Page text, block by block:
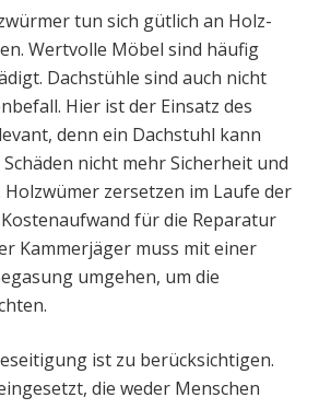
tun sich gütlich an Holz-
Wertvolle Möbel sind häufig
Dachstühle sind auch nicht
Hier ist der Einsatz des
denn ein Dachstuhl kann
nicht mehr Sicherheit und
Holzwümer zersetzen im Laufe der
für die Reparatur
Kammerjäger muss mit einer
umgehen, um die
ist zu berücksichtigen.
die weder Menschen